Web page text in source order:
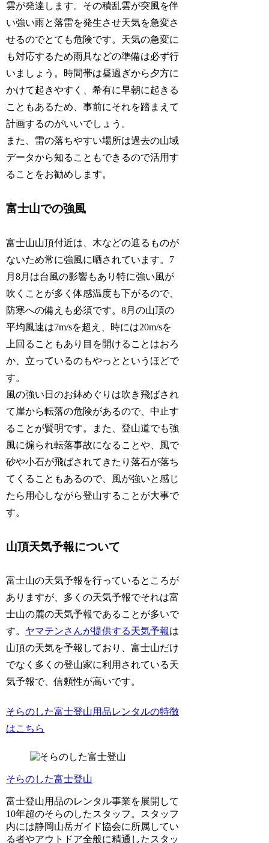
雲が発達します。その積乱雲が突風を伴
い強い雨と落雷を発生させ天気を急変さ
せるのでとても危険です。天気の急変に
も対応するため雨具などの準備は必ず行
いましょう。時間帯は昼過ぎから夕方に
かけて起きやすく、希有に早朝に起きる
こともあるため、事前にそれを踏まえて
計画するのがいいでしょう。
また、雷の落ちやすい場所は過去の山域
データから知ることもできるので活用す
ることをお勧めします。
富士山での強風
富士山山頂付近は、木などの遮るものが
ないため常に強風に晒されています。7
月8月は台風の影響もあり特に強い風が
吹くことが多く体感温度も下がるので、
防寒への備えも必須です。8月の山頂の
平均風速は7m/sを超え、時には20m/sを
上回ることもあり目を開けることはおろ
か、立っているのもやっとというほどで
す。
風の強い日のお鉢めぐりは吹き飛ばされ
て崖から転落の危険があるので、中止す
ることが賢明です。また、登山道でも強
風に煽られ転落事故になることや、風で
砂や小石が飛ばされてきたり落石が落ち
てくることもあるので、風が強いと感じ
たら用心しながら登山することが大事で
す。
山頂天気予報について
富士山の天気予報を行っているところが
ありますが、多くの天気予報でそれは富
士山の麓の天気予報であることが多いで
す。 ヤマテンさんが提供する天気予報は
山頂の天気を予報しており、富士山だけ
でなく多くの登山家に利用されている天
気予報で、信頼性が高いです。
そらのした富士登山用品レンタルの特徴
はこちら
そらのした富士登山
富士登山用品のレンタル事業を展開して
10年超のそらのしたスタッフ。スタッフ
内には静岡山岳ガイド協会に所属してい
る者やアウトドア全般に精通したスタッ